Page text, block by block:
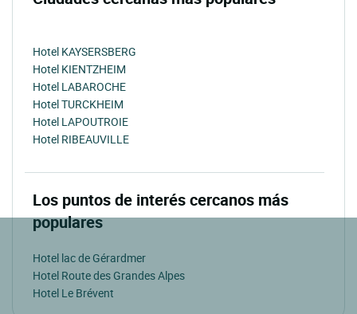
Hotel KAYSERSBERG
Hotel KIENTZHEIM
Hotel LABAROCHE
Hotel TURCKHEIM
Hotel LAPOUTROIE
Hotel RIBEAUVILLE
Los puntos de interés cercanos más
populares
Hotel lac de Gérardmer
Hotel Route des Grandes Alpes
Hotel Le Brévent